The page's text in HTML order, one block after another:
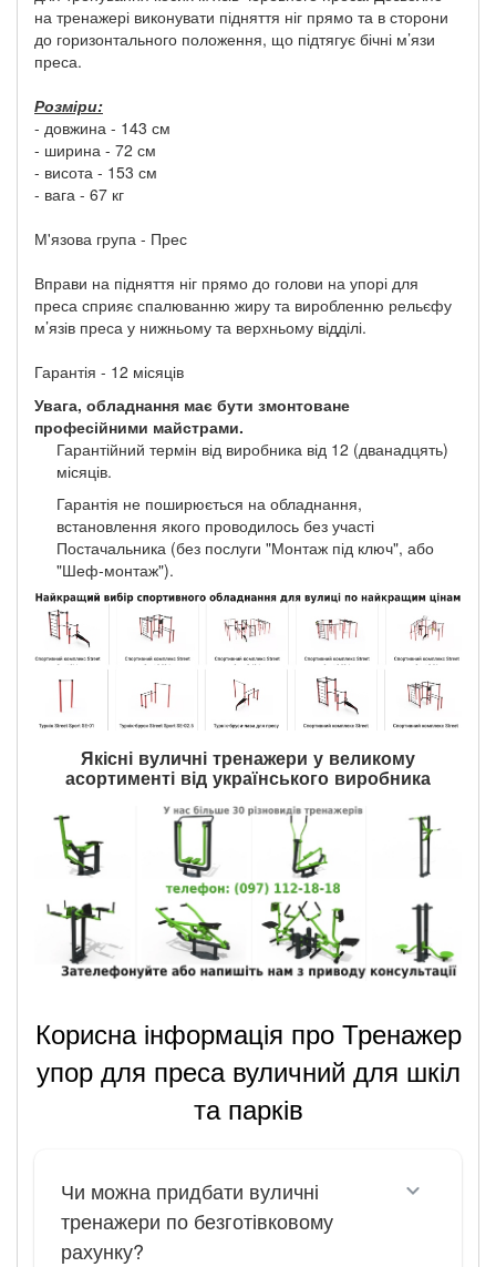
на тренажері виконувати підняття ніг прямо та в сторони
до горизонтального положення, що підтягує бічні м’язи
преса.
Розміри:
- довжина - 143 см
- ширина - 72 см
- висота - 153 см
- вага - 67 кг
М'язова група - Прес
Вправи на підняття ніг прямо до голови на упорі для
преса сприяє спалюванню жиру та виробленню рельєфу
м’язів преса у нижньому та верхньому відділі.
Гарантія - 12 місяців
Увага, обладнання має бути змонтоване
професійними майстрами.
Гарантійний термін від виробника від 12 (дванадцять)
місяців.
Гарантія не поширюється на обладнання,
встановлення якого проводилось без участі
Постачальника (без послуги "Монтаж під ключ", або
"Шеф-монтаж").
Якісні вуличні тренажери у великому
асортименті від українського виробника
Корисна інформація про Тренажер
упор для преса вуличний для шкіл
та парків
Чи можна придбати вуличні
тренажери по безготівковому
рахунку?